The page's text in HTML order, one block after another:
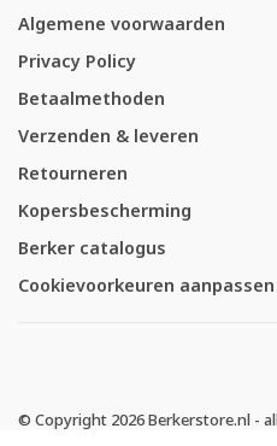
Algemene voorwaarden
Privacy Policy
Betaalmethoden
Verzenden & leveren
Retourneren
Kopersbescherming
Berker catalogus
Cookievoorkeuren aanpassen
© Copyright 2026 Berkerstore.nl -